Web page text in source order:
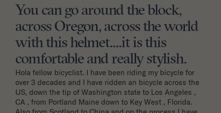
You can go around the block,
across Oregon, across the world
with this helmet....it is this
comfortable and really stylish.
Hola fellow bicyclist. I have been riding my bicycle for
over 3 decades and I have ridden an bicycle across the
US, down the tip of Washington state to Los Angeles ,
CA , from Portland Maine down to Key West , Florida.